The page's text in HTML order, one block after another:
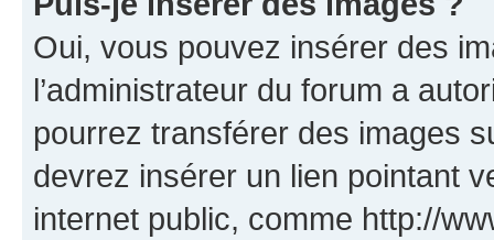
Oui, vous pouvez insérer des
l’administrateur du forum a
pourrez transférer des images
devrez insérer un lien pointant
internet public, comme http://